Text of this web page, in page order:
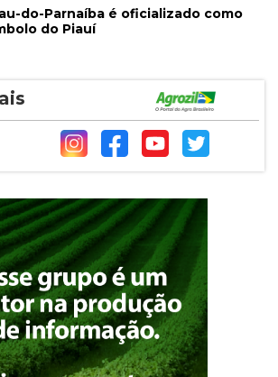
do-Parnaíba é oficializado como
do Piauí